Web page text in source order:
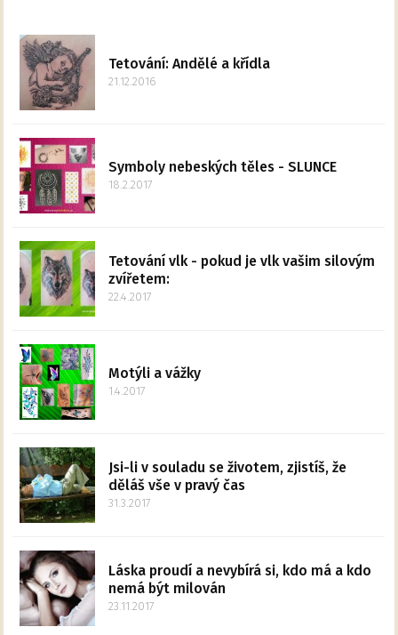
Tetování: Andělé a křídla
21.12.2016
Symboly nebeských těles - SLUNCE
18.2.2017
Tetování vlk - pokud je vlk vašim silovým
zvířetem:
22.4.2017
Motýli a vážky
1.4.2017
Jsi-li v souladu se životem, zjistíš, že
děláš vše v pravý čas
31.3.2017
Láska proudí a nevybírá si, kdo má a kdo
nemá být milován
23.11.2017